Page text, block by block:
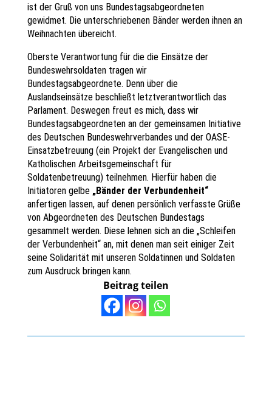
ist der Gruß von uns Bundestagsabgeordneten
gewidmet. Die unterschriebenen Bänder werden ihnen an
Weihnachten übereicht.
Oberste Verantwortung für die die Einsätze der
Bundeswehrsoldaten tragen wir
Bundestagsabgeordnete. Denn über die
Auslandseinsätze beschließt letztverantwortlich das
Parlament. Deswegen freut es mich, dass wir
Bundestagsabgeordneten an der gemeinsamen Initiative
des Deutschen Bundeswehrverbandes und der OASE-
Einsatzbetreuung (ein Projekt der Evangelischen und
Katholischen Arbeitsgemeinschaft für
Soldatenbetreuung) teilnehmen. Hierfür haben die
Initiatoren gelbe „Bänder der Verbundenheit“
anfertigen lassen, auf denen persönlich verfasste Grüße
von Abgeordneten des Deutschen Bundestags
gesammelt werden. Diese lehnen sich an die „Schleifen
der Verbundenheit“ an, mit denen man seit einiger Zeit
seine Solidarität mit unseren Soldatinnen und Soldaten
zum Ausdruck bringen kann.
Beitrag teilen